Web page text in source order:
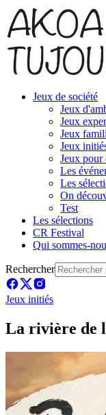
Jeux de société
Jeux
Jeux
Jeux
Jeux
Jeux pour
Les
Les
On
Test
Les sélections
CR Festival
Qui sommes-
Rechercher
Jeux initiés
La rivière de